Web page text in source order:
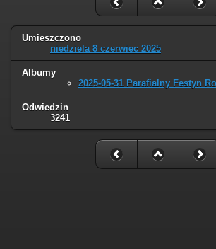
Umieszczono
niedziela 8 czerwiec 2025
Albumy
2025-05-31 Parafialny Festyn
Odwiedzin
3241